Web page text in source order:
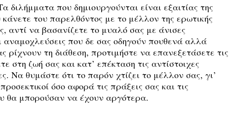
που δημιουργούνται είναι εξαιτίας της
του παρελθόντος με το μέλλον της ερωτικής
αντί να βασανίζετε το μυαλό σας με άνισες
αναμοχλεύσεις που δε σας οδηγούν πουθενά αλλά
ρίχνουν τη διάθεση, προτιμήστε να επανεξετάσετε τις
στη ζωή σας και κατ’ επέκταση τις αντίστοιχες
Να θυμάστε ότι το παρόν χτίζει το μέλλον σας, γι’
όσο αφορά τις πράξεις σας και τις
θα μπορούσαν να έχουν αργότερα.